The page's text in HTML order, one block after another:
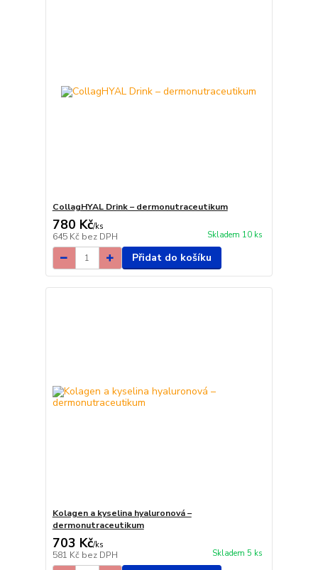
CollagHYAL Drink – dermonutraceutikum
780 Kč/ks
645 Kč bez DPH Skladem 10 ks
Přidat do košíku
Kolagen a kyselina hyaluronová –
dermonutraceutikum
703 Kč/ks
581 Kč bez DPH Skladem 5 ks